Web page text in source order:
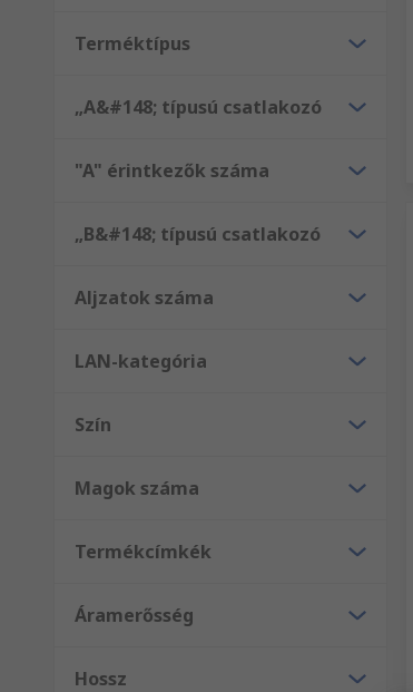
Terméktípus
„A&#148; típusú csatlakozó
"A" érintkezők száma
„B&#148; típusú csatlakozó
Aljzatok száma
LAN-kategória
Szín
Magok száma
Termékcímkék
Áramerősség
Hossz